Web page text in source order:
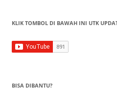
KLIK TOMBOL DI BAWAH INI UTK
BISA DIBANTU?